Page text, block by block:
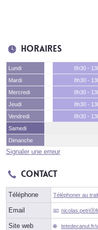
Horaires
Lundi 8h30 -
Mardi
8h30 -
Mercredi
8h30 -
Jeudi
8h30 -
Vendredi
8h30 -
Samedi
Dimanche
Signaler une erreur
Contact
Téléphone Téléphoner au
Email
Site web tetedecanut.fr/